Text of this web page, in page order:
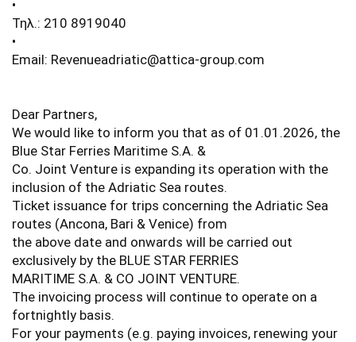
•
Τηλ.: 210 8919040
•
Email: Revenueadriatic@attica-group.com
Dear Partners,
We would like to inform you that as of 01.01.2026, the
Blue Star Ferries Maritime S.A. &
Co. Joint Venture is expanding its operation with the
inclusion of the Adriatic Sea routes.
Ticket issuance for trips concerning the Adriatic Sea
routes (Ancona, Bari & Venice) from
the above date and onwards will be carried out
exclusively by the BLUE STAR FERRIES
MARITIME S.A. & CO JOINT VENTURE.
The invoicing process will continue to operate on a
fortnightly basis.
For your payments (e.g. paying invoices, renewing your